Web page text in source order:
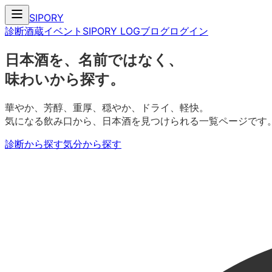
SIPORY
診断酒蔵イベント SIPORY LOGブログログイン
日本酒を、名前ではなく、
味わいから探す。
華やか、芳醇、重厚、穏やか、ドライ、軽快。
気になる飲み口から、日本酒を見つけられる一覧ページです
診断から探す気分から探す